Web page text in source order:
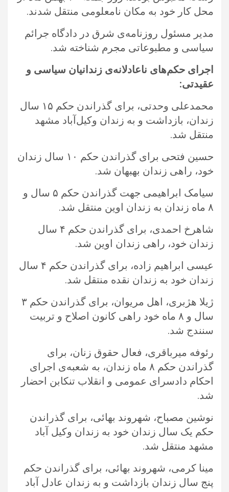
محل کار خود به مکان نامعلومی منتقل شدند. ‏
مدیر مسئول روزنامه‌ی شرق در دادگاه جرائم
سیاسی و مطبوعاتی مجرم شناخته شد.‏
اجرای حکم‌های ناعادلانه‌ی زندانیان سیاسی و
عقیدتی:‏
محمدعلی وحدتی، برای گذراندن حکم ۱۵ سال
زندان، بازداشت و به زندان وکیل‌آباد مشهد
منتقل شد. ‏
حسین فتحی برای گذراندن حکم ۱۰ سال زندان
خود، راهی زندان بهبهان شد. ‏
سیامک ابراهیمی جهت گذراندن حکم ۵ سال و
۸ ماه زندان به زندان اوین منتقل شد.‏
شاهرخ احمدی، برای گذراندن حکم ۴ سال
زندان خود، راهی زندان اوین شد. ‏
عیسی ابراهیم‌ زاده، برای گذراندن حکم ۴ سال
زندان خود به زندان نقده منتقل شد.‏
ژیلا هژبری، اهل مریوان، برای گذراندن حکم ۳
سال و ۸ ماه خود راهی کانون اصلاح و تربیت
سنندج شد.‏
رئوفه میرباقری، فعال حقوق زنان، برای
گذراندن حکم ۸ ماه زندان، به شعبه‌ی اجرای
احکام دادسرای عمومی و انقلاب تنکابن احضار
شد.‏
نوشین مصباح، شهروند بهائی، برای گذراندن
حکم یک سال زندان خود به زندان وکیل آباد
مشهد منتقل شد.‏
مینا کرمی، شهروند بهائی، برای گذراندن حکم
پنج سال زندان بازداشت و به زندان عادل آباد